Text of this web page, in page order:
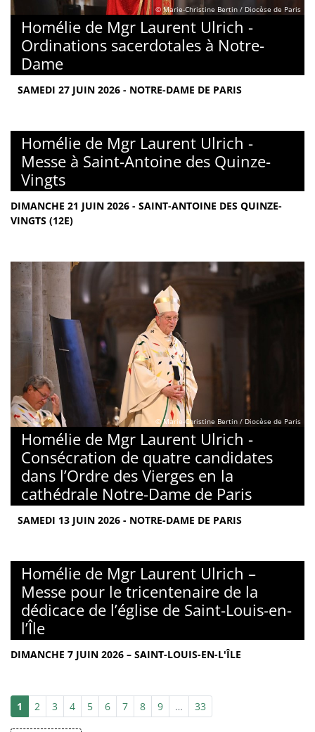
© Marie-Christine Bertin / Diocèse de Paris
Homélie de Mgr Laurent Ulrich -
Ordinations sacerdotales à Notre-
Dame
SAMEDI 27 JUIN 2026 - NOTRE-DAME DE PARIS
Homélie de Mgr Laurent Ulrich -
Messe à Saint-Antoine des Quinze-
Vingts
DIMANCHE 21 JUIN 2026 - SAINT-ANTOINE DES QUINZE-
VINGTS (12E)
© Marie-Christine Bertin / Diocèse de Paris
Homélie de Mgr Laurent Ulrich -
Consécration de quatre candidates
dans l’Ordre des Vierges en la
cathédrale Notre-Dame de Paris
SAMEDI 13 JUIN 2026 - NOTRE-DAME DE PARIS
Homélie de Mgr Laurent Ulrich –
Messe pour le tricentenaire de la
dédicace de l’église de Saint-Louis-en-
l’Île
DIMANCHE 7 JUIN 2026 – SAINT-LOUIS-EN-L'ÎLE
1 2 3 4 5 6 7 8 9 … 33